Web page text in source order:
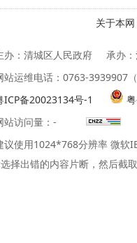
关于本网
办：清城区人民政府
承办
站运维电话：0763-3939907
ICP备20023134号-1
站访问量： -
议使用1024*768分辨率 微软
择出错的内容片断，然后截